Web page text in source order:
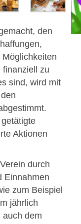
den
zu
sind, wird mit
Aktionen
durch
Einnahmen
zum Beispiel
jährlich
auch dem